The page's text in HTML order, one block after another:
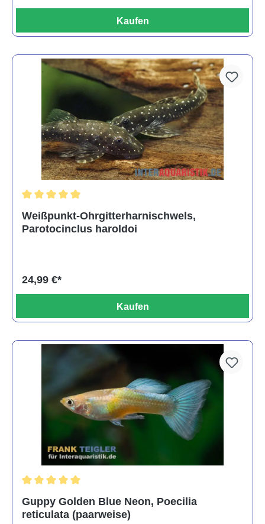
Kaufen
Weißpunkt-Ohrgitterharnischwels,
Parotocinclus haroldoi
24,99 €*
Kaufen
Guppy Golden Blue Neon, Poecilia
reticulata (paarweise)